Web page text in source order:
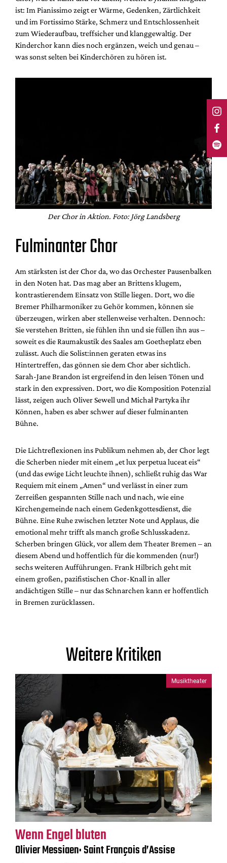
ist: Im Pianissimo zeigt er Wärme, Gedenken, Zärtlichkeit
und im Fortissimo Stärke, Schmerz und Entschlossenheit
zum Wiederaufbau, treffsicher und klanggewaltig. Der
Kinderchor kann dies noch ergänzen, weich und genau –
was sonst selten bei Kinderchören zu hören ist.
Der Chor in Aktion. Foto: Jörg Landsberg
Fulminanter Chor
Am stärksten ist der Chor da, wo das Orchester Pausenbalken
in den Noten hat. Das mag aber an Brittens klugem,
kontrastierendem Einsatz von Stille liegen. Dort, wo die
Bremer Philharmoniker zu Gehör kommen, können sie
überzeugen, wirken aber stellenweise verhalten. Dennoch:
Sie verstehen Britten, sie fühlen ihn und sie füllen ihn aus –
soweit es die Raumakustik des Saales am Goetheplatz eben
zulässt. Auch die Solist:innen geraten etwas ins
Hintertreffen, das gönnen sie dem Chor aber sichtlich.
Sarah-Jane Brandon ist ergreifend in den leisen Tönen und
stark in den expressiven. Dort, wo die Komposition Potenzial
lässt, zeigen auch Oliver Sewell und Michał Partyka ihr
Können, haben es aber schwer auf dieser fulminanten
Bühne.
Die Lichtreflexionen ins Publikum nehmen ab, der Chor legt
die Scherben nieder mit einem „et lux perpetua luceat eis“
(und das ewige Licht leuchte ihnen), schließt ruhig das War
Requiem mit einem „Amen“ und verlässt in einer zum
Zerreißen gespannten Stille nach und nach, wie eine
Kirchengemeinde nach einem Gedenkgottesdienst, die
Bühne. Eine Ruhe zwischen letzter Note und Applaus, die
emotional mehr trifft als manch große Schlusskadenz.
Scherben bringen Glück, vor allem dem Theater Bremen – an
diesem Abend und hoffentlich für die kommenden (nur!)
sechs weiteren Aufführungen. Frank Hilbrich geht mit
einem großen, pazifistischen Chor-Knall in aller
andächtigen Stille – nur das Schnarchen kann er hoffentlich
in Bremen zurücklassen.
Weitere Kritiken
Musiktheater
Wenn Engel bluten
Olivier Messiaen: Saint François d’Assise